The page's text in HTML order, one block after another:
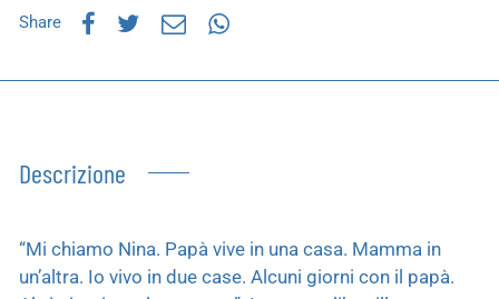
Share
Descrizione
“Mi chiamo Nina. Papà vive in una casa. Mamma in
un’altra. Io vivo in due case. Alcuni giorni con il papà.